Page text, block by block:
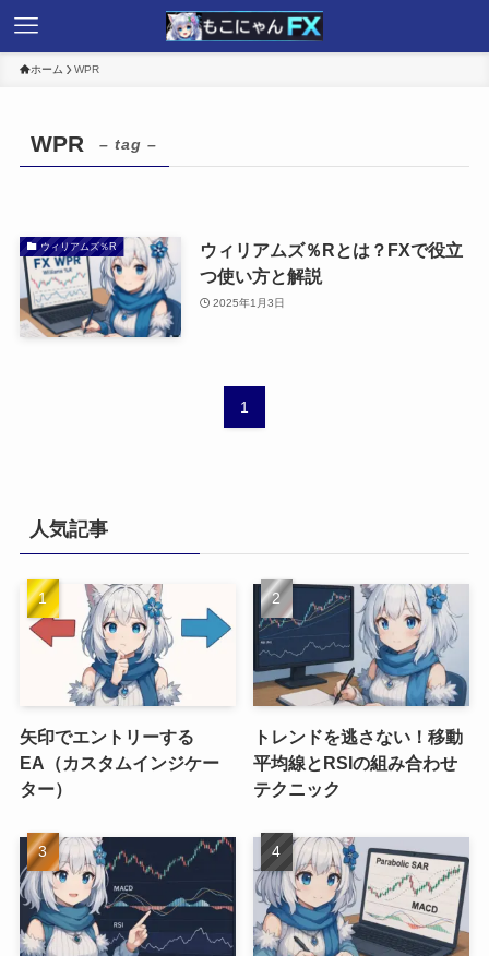
ホーム WPR
WPR – tag –
ウィリアムズ％R
ウィリアムズ％Rとは？FXで役立
つ使い方と解説
2025年1月3日
1
人気記事
矢印でエントリーする
EA（カスタムインジケー
ター）
トレンドを逃さない！移動
平均線とRSIの組み合わせ
テクニック